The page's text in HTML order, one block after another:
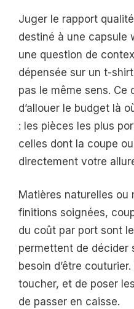
Juger le rapport
destiné à une capsule
une question de
dépensée sur un t-
pas le même sens. Ce
d’allouer le budget là
: les pièces les plus
celles dont la coupe
directement votre
Matières naturelles ou
finitions soignées,
du coût par port sont
permettent de décider
besoin d’être
toucher, et de poser
de passer en caisse.